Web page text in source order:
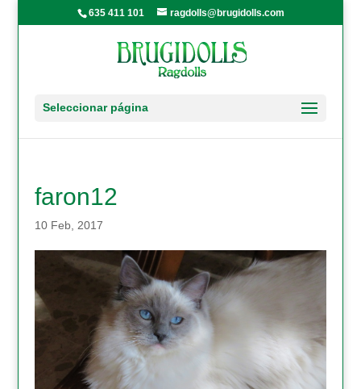
635 411 101 ragdolls@brugidolls.com
Seleccionar página
faron12
10 Feb, 2017